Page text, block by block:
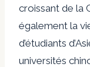
croissant de la
également la
d’étudiants
universités